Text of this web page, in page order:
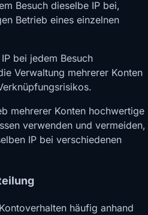
Besuch dieselbe IP bei,
Betrieb eines einzelnen
bei jedem Besuch
Verwaltung mehrerer Konten
mehrerer Konten hochwertige
verwenden und vermeiden,
IP bei verschiedenen
häufig anhand